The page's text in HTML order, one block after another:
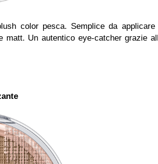
color pesca. Semplice da applicare
Un autentico eye-catcher grazie